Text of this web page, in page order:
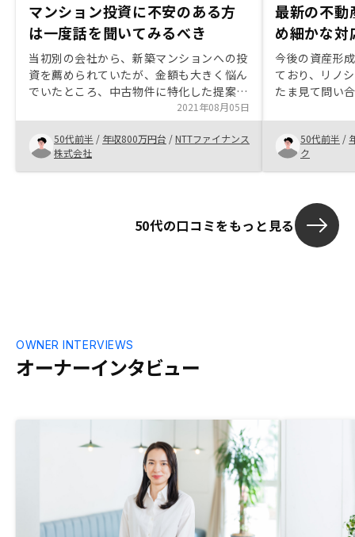
マンション投資に不安のある方
は一度話を聞いてみるべき
当初別の会社から、新築マンションへの投
資を薦められていたが、金額も大きく悩ん
でいたところ、中古物件に特化した提案を
頂き、理由・メリットデメリット・プラン
説明等非常に説得力かつスピード感がある
コンサルをテンポ良く受け、納得したた
め。マンション投資に不安のある方は一度
話を聞いてみると良いと思う。広告宣伝で
2021年08月05日
50代前半 / 年収800万円台 /NTTファイナンス
株式会社
最新の不動
め細かな対
今後の資産形
ており、リノ
たま見て問い
後、事務所で
いただき、こ
お伝えしたと
できたので、
いただけると
った。おそら
いますので、
50代前半 /
ク
50代の口コミをもっと見る
オーナーインタビュー
OWNER INTERVIEWS